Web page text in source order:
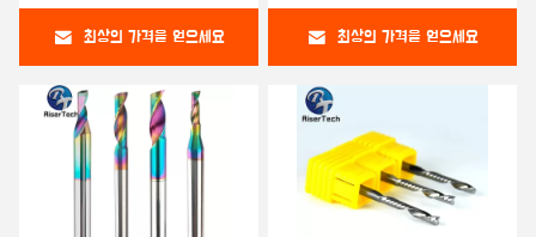
최상의 가격을 얻으세요 최상의 가격을 얻으세요